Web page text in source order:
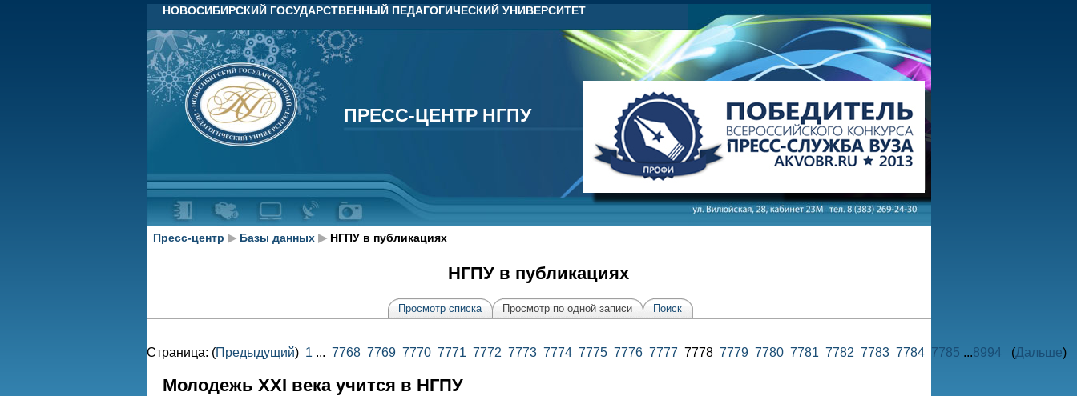
НОВОСИБИРСКИЙ ГОСУДАРСТВЕННЫЙ ПЕДАГОГИЧЕСКИЙ УНИВЕРСИТЕТ
ПРЕСС-ЦЕНТР НГПУ
ПРЕСС-ЦЕНТР НГПУ
Пресс-центр ▶ Базы данных ▶НГПУ в публикациях
НГПУ в публикациях
Просмотр списка Просмотр по одной записи Поиск
Страница: (Предыдущий) 1... 7768 7769 7770 7771 7772 7773 7774 7775 7776 7777 7778 7779 7780 7781 7782 7783 7784 7785 ...8994 (Дальше)
Молодежь XXI века учится в НГПУ